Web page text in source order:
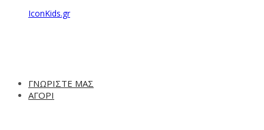
IconKids.gr
ΓΝΩΡΙΣΤΕ ΜΑΣ
ΑΓΟΡΙ